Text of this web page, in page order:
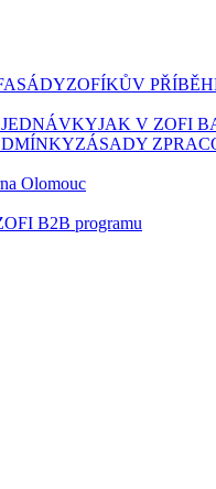
ZOFÍKŮV PŘÍBĚH
JAK V ZOFI
ZÁSADY
Olomouc
B2B programu